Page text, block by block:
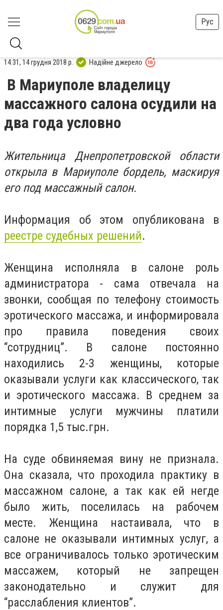
Рус
14:31, 14 грудня 2018 р. Надійне джерело
В Мариуполе владелицу
массажного салона осудили на
два года условно
Жительница Днепропетровской области
открыла в Мариуполе бордель, маскируя
его под массажный салон.
Информация об этом опубликована в
реестре судебных решений.
Женщина исполняла в салоне роль
администратора - сама отвечала на
звонки, сообщая по телефону стоимость
эротического массажа, и информировала
про правила поведения своих
“сотрудниц”. В салоне постоянно
находились 2-3 женщины, которые
оказывали услуги как классического, так
и эротического массажа. В среднем за
интимные услуги мужчины платили
порядка 1,5 тыс.грн.
На суде обвиняемая вину не признала.
Она сказала, что проходила практику в
массажном салоне, а так как ей негде
было жить, поселилась на рабочем
месте. Женщина настаивала, что в
салоне не оказывали интимных услуг, а
все ограничивалось только эротическим
массажем, который не запрещен
законодательно и служит для
“расслабления клиентов”.